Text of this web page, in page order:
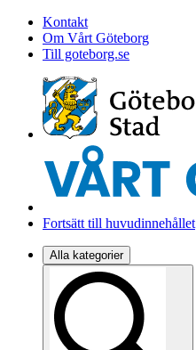
Kontakt
Om Vårt Göteborg
Till goteborg.se
Fortsätt till huvudinnehållet
Alla kategorier